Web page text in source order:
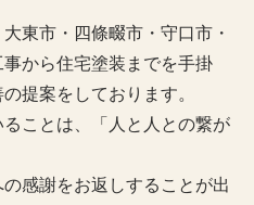
東市・四條畷市・守口市・
から住宅塗装までを手掛
提案をしております。
ことは、「人と人との繋が
感謝をお返しすることが出